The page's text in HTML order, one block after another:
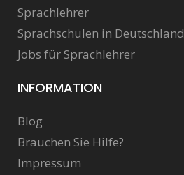
Sprachlehrer
Sprachschulen in Deutschland
Jobs für Sprachlehrer
INFORMATION
Blog
Brauchen Sie Hilfe?
Impressum